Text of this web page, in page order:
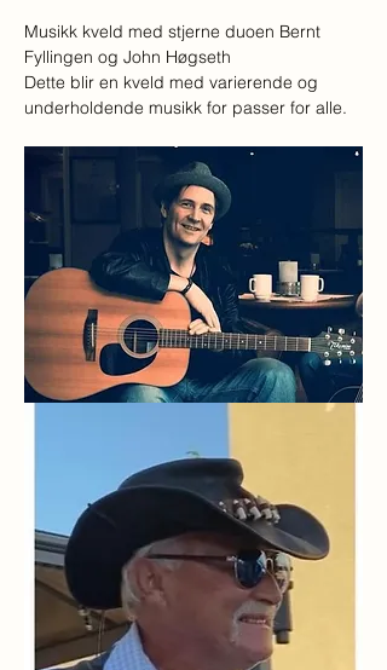
Musikk kveld med stjerne duoen Bernt
Fyllingen og John Høgseth
Dette blir en kveld med varierende og
underholdende musikk for passer for alle.